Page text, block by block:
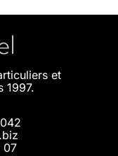
et
1997.
07